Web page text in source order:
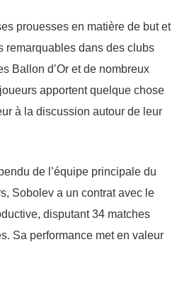
prouesses en matière de but et
remarquables dans des clubs
Ballon d’Or et de nombreux
apportent quelque chose
à la discussion autour de leur
de l’équipe principale du
Sobolev a un contrat avec le
disputant 34 matches
Sa performance met en valeur